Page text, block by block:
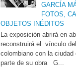
GARCÍA
FOTOS,
OBJETOS INÉDITOS
La exposición abrirá en
reconstruirá el vínculo
colombiano con la
parte de su obra G...